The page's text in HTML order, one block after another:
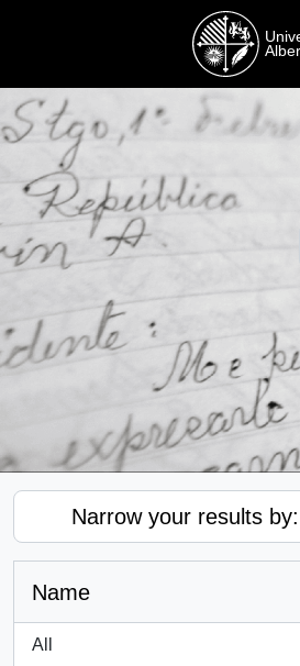
Narrow your results by:
Name
All